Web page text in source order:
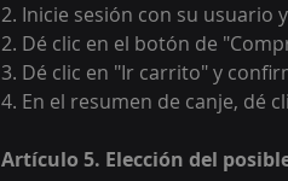
2. Inicie sesión con su usuario
2. Dé clic en el botón de
3. Dé clic en "Ir carrito" y
4. En el resumen de canje, dé
Artículo 5. Elección del